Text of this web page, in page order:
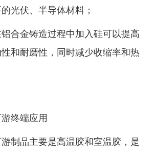
光伏、半导体材料；
合金铸造过程中加入硅可以提高
和耐磨性，同时减少收缩率和热
终端应用
制品主要是高温胶和室温胶，是